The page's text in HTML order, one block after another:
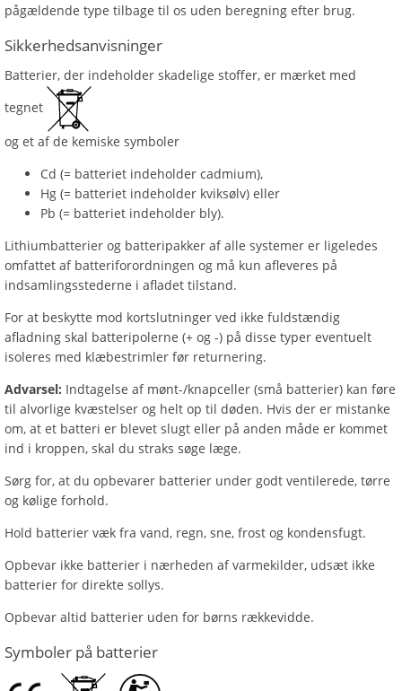
pågældende type tilbage til os uden beregning efter brug.
Sikkerhedsanvisninger
Batterier, der indeholder skadelige stoffer, er mærket med
tegnet
og et af de kemiske symboler
Cd (= batteriet indeholder cadmium),
Hg (= batteriet indeholder kviksølv) eller
Pb (= batteriet indeholder bly).
Lithiumbatterier og batteripakker af alle systemer er ligeledes
omfattet af batteriforordningen og må kun afleveres på
indsamlingsstederne i afladet tilstand.
For at beskytte mod kortslutninger ved ikke fuldstændig
afladning skal batteripolerne (+ og -) på disse typer eventuelt
isoleres med klæbestrimler før returnering.
Advarsel: Indtagelse af mønt-/knapceller (små batterier) kan føre
til alvorlige kvæstelser og helt op til døden. Hvis der er mistanke
om, at et batteri er blevet slugt eller på anden måde er kommet
ind i kroppen, skal du straks søge læge.
Sørg for, at du opbevarer batterier under godt ventilerede, tørre
og kølige forhold.
Hold batterier væk fra vand, regn, sne, frost og kondensfugt.
Opbevar ikke batterier i nærheden af varmekilder, udsæt ikke
batterier for direkte sollys.
Opbevar altid batterier uden for børns rækkevidde.
Symboler på batterier